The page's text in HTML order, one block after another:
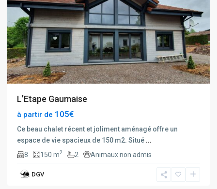
L’Etape Gaumaise
à partir de 105€
Ce beau chalet récent et joliment aménagé offre un
espace de vie spacieux de 150 m2. Situé ...
8
150 m2 2 Animaux non admis
DGV